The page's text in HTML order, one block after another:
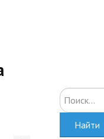
Искать...
Найти